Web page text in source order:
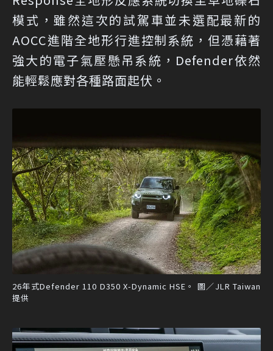
模式，雖然這次的試駕車並未選配最新的
AOCC進階全地形行進控制系統，但憑藉著
強大的電子氣壓懸吊系統，Defender依然
能輕鬆應對各種路面起伏。
26年式Defender 110 D350 X-Dynamic HSE。 圖／JLR Taiwan
提供